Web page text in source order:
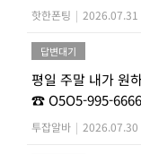
핫한폰팅 | 2026.07.31
답변대기
평일 주말 내가 원
☎ O5O5-995-
투잡알바 | 2026.07.30